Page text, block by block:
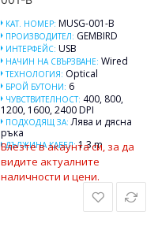
КАТ. НОМЕР: MUSG-001-B
ПРОИЗВОДИТЕЛ: GEMBIRD
ИНТЕРФЕЙС: USB
НАЧИН НА СВЪРЗВАНЕ: Wired
ТЕХНОЛОГИЯ: Optical
БРОЙ БУТОНИ: 6
ЧУВСТВИТЕЛНОСТ: 400, 800,
1200, 1600, 2400 DPI
ПОДХОДЯЩ ЗА: Лява и дясна
ръка
ДЪЛЖИНА КАБЕЛ:1.3 m
Влезте в акаунта си, за да
видите актуалните
наличности и цени.